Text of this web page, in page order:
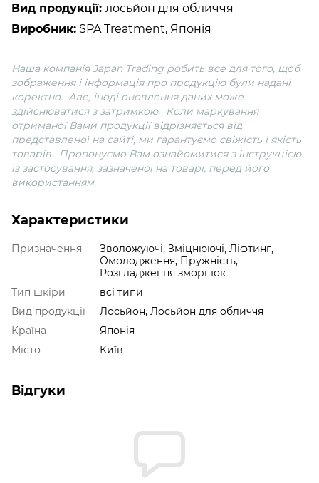
Вид продукції: лосьйон для обличчя
Виробник: SPA Treatment, Японія
Наша компанія Јараn Trading робить все для того, щоб
зображення і інформація про продукцію були надані
коректно. Але, іноді оновлення даних може
здійснюватися з затримкою. Коли маркування
отриманої Вами продукції відрізняється від
представленої на сайті, ми гарантуємо свіжість і якість
товарів. Пропонуємо Вам ознайомитися з інструкцією
із застосування, зазначеної на товарі, перед його
використанням.
Характеристики
Призначення
Зволожуючі, Зміцнюючі, Ліфтинг,
Омолодження, Пружність,
Розгладження зморшок
Тип шкіри
всі типи
Вид продукції
Лосьйон, Лосьйон для обличчя
Країна
Японія
Місто
Київ
Відгуки